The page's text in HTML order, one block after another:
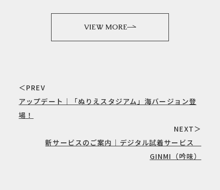
VIEW MORE
＜PREV
アップデート｜「ぬりえスタジアム」海バージョン登
場！
NEXT＞
新サービスのご案内｜デジタル試着サービス
GINMI（吟味）